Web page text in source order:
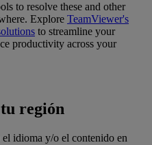
to resolve these and other
Explore TeamViewer's
to streamline your
productivity across your
región
idioma y/o el contenido en